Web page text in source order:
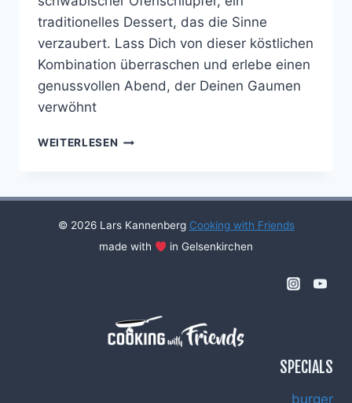
traditionelles Dessert, das die Sinne
verzaubert. Lass Dich von dieser köstlichen
Kombination überraschen und erlebe einen
genussvollen Abend, der Deinen Gaumen
verwöhnt
WEITERLESEN COOKING
© 2026 Lars Kannenberg Cooking with Friends
made with
in Gelsenkirchen
SPECIALS
burger